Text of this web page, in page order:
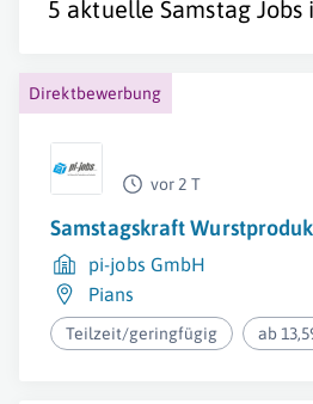
5 aktuelleSamstagJobs
Direktbewerbung
vor 2 T
Samstagskraft
pi-jobs GmbH
Pians
Teilzeit/geringfügig ab